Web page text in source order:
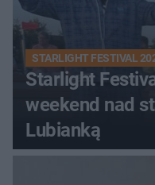
STARLIGHT FESTIVAL
Starlight
weekend nad
Lubianką